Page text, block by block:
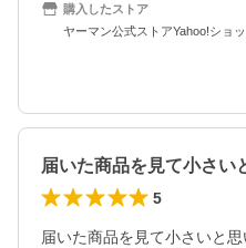
購入したストア
ヤーマン公式ストアYahoo!ショ
5
届いた商品を見て小さいと